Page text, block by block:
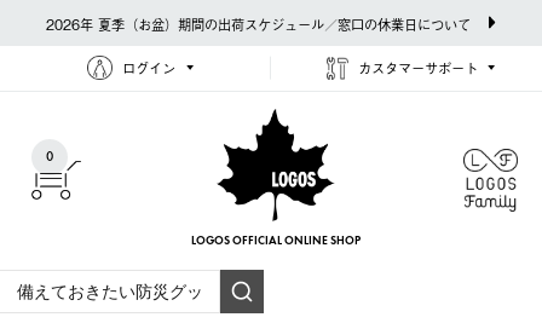
2026年 夏季（お盆）期間の出荷スケジュール／窓口の休業日について
ログイン カスタマーサポート
0
LOGOS OFFICIAL ONLINE SHOP